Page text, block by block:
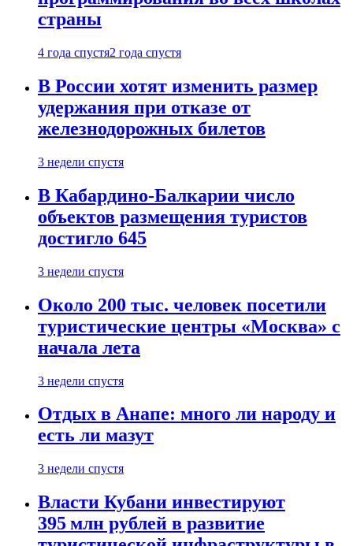
страны
4 года спустя2 года спустя
В России хотят изменить размер
удержания при отказе от
железнодорожных билетов
3 недели спустя
В Кабардино-Балкарии число
объектов размещения туристов
достигло 645
3 недели спустя
Около 200 тыс. человек посетили
туристические центры «Москва» с
начала лета
3 недели спустя
Отдых в Анапе: много ли народу и
есть ли мазут
3 недели спустя
Власти Кубани инвестируют
395 млн рублей в развитие